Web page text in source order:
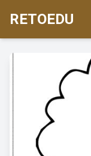
RETOEDU